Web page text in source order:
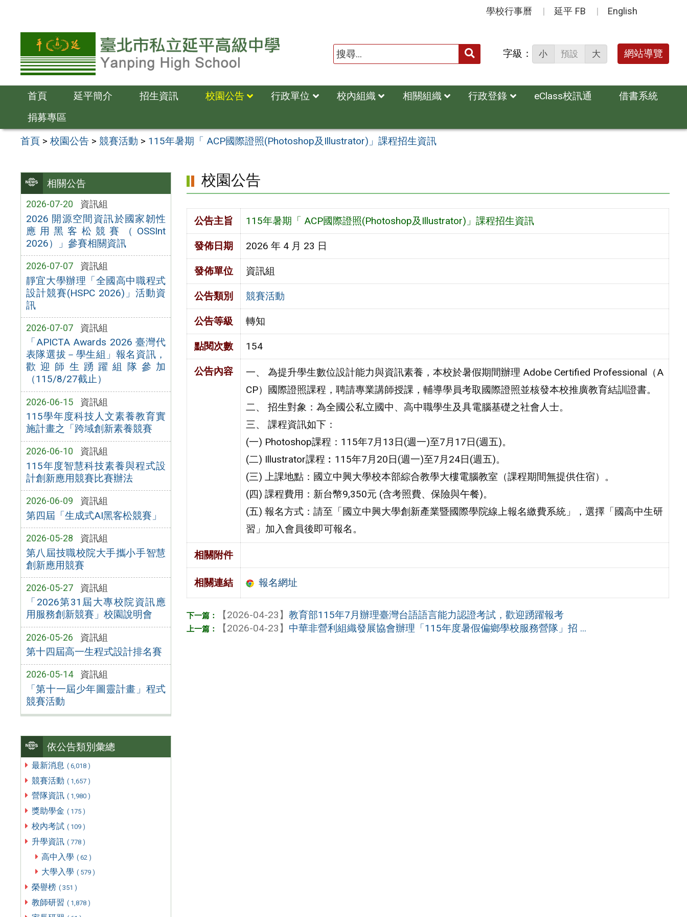
容
學校行事曆 延平 FB English
送出 字級： 小 預設 大 網站導覽
首頁 延平簡介 招生資訊 校園公告 行政單位 校內組織 相關組織 行政登錄 eClass校訊通
借書系統
捐募專區
首頁 >校園公告 >競賽活動 > 115年暑期「 ACP國際證照(Photoshop及Illustrator)」課程招生資訊
相關公告
2026-07-20 資訊組
2026 開源空間資訊於國家韌性
應用黑客松競賽（OSSInt
2026）」參賽相關資訊
2026-07-07 資訊組
靜宜大學辦理「全國高中職程式
設計競賽(HSPC 2026)」活動資
訊
2026-07-07 資訊組
「APICTA Awards 2026 臺灣代
表隊選拔－學生組」報名資訊，
歡迎師生踴躍組隊參加
（115/8/27截止）
2026-06-15 資訊組
115學年度科技人文素養教育實
施計畫之「跨域創新素養競賽
2026-06-10 資訊組
115年度智慧科技素養與程式設
計創新應用競賽比賽辦法
2026-06-09 資訊組
第四屆「生成式AI黑客松競賽」
2026-05-28 資訊組
第八屆技職校院大手攜小手智慧
創新應用競賽
2026-05-27 資訊組
「2026第31屆大專校院資訊應
用服務創新競賽」校園說明會
2026-05-26 資訊組
第十四屆高一生程式設計排名賽
2026-05-14 資訊組
「第十一屆少年圖靈計畫」程式
競賽活動
依公告類別彙總
最新消息 ( 6,018 )
競賽活動 ( 1,657 )
營隊資訊 ( 1,980 )
獎助學金 ( 175 )
校內考試 ( 109 )
升學資訊 ( 778 )
高中入學 ( 62 )
大學入學 ( 579 )
榮譽榜 ( 351 )
教師研習 ( 1,878 )
校園公告
公告主旨 115年暑期「 ACP國際證照(Photoshop及Illustrator)」課程招生資訊
發佈日期 2026 年 4 月 23 日
發佈單位 資訊組
公告類別 競賽活動
公告等級 轉知
點閱次數 154
公告內容
一、 為提升學生數位設計能力與資訊素養，本校於暑假期間辦理 Adobe Certified Professional（A
CP）國際證照課程，聘請專業講師授課，輔導學員考取國際證照並核發本校推廣教育結訓證書。
二、 招生對象：為全國公私立國中、高中職學生及具電腦基礎之社會人士。
三、 課程資訊如下：
(一) Photoshop課程：115年7月13日(週一)至7月17日(週五)。
(二) Illustrator課程︰115年7月20日(週一)至7月24日(週五)。
(三) 上課地點：國立中興大學校本部綜合教學大樓電腦教室（課程期間無提供住宿）。
(四) 課程費用：新台幣9,350元 (含考照費、保險與午餐)。
(五) 報名方式：請至「國立中興大學創新產業暨國際學院線上報名繳費系統」，選擇「國高中生研
習」加入會員後即可報名。
相關附件
相關連結 報名網址
【2026-04-23】教育部115年7月辦理臺灣台語語言能力認證考試，歡迎踴躍報考
【2026-04-23】 中華非營利組織發展協會辦理「115年度暑假偏鄉學校服務營隊」招 ...